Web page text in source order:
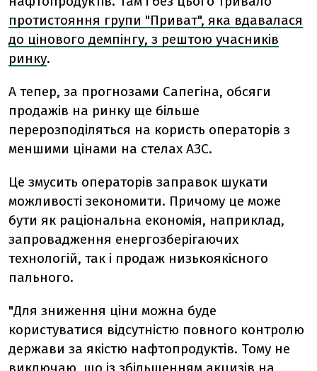
протистояння групи "Приват", яка вдавалася
до цінового демпінгу, з рештою учасників
ринку.
А тепер, за прогнозами Сапегіна, обсяги
продажів на ринку ще більше
перерозподіляться на користь операторів з
меншими цінами на стелах АЗС.
Це змусить операторів заправок шукати
можливості зекономити. Причому це може
бути як раціональна економія, наприклад,
запровадження енергозберігаючих
технологій, так і продаж низькоякісного
пального.
"Для зниження ціни можна буде
користуватися відсутністю повного контролю
держави за якістю нафтопродуктів. Тому не